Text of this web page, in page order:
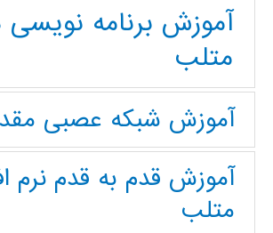
آموزش برنامه نویسی
متلب
آموزش شبکه عصبی
آموزش قدم به قدم نرم
متلب